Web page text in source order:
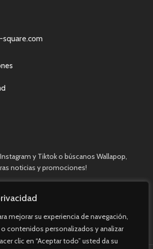
mejorar su experiencia de navegación,
contenidos personalizados y analizar
clic en “Aceptar todo” usted da su
square.com
y Tiktok o búscanos Wallapop,
noticias y promociones!